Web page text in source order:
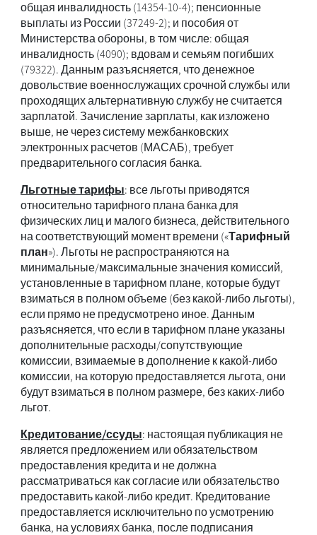
общая инвалидность (14354-10-4); пенсионные
выплаты из России (37249-2); и пособия от
Министерства обороны, в том числе: общая
инвалидность (4090); вдовам и семьям погибших
(79322). Данным разъясняется, что денежное
довольствие военнослужащих срочной службы или
проходящих альтернативную службу не считается
зарплатой. Зачисление зарплаты, как изложено
выше, не через систему межбанковских
электронных расчетов (МАСАБ), требует
предварительного согласия банка.
Льготные тарифы: все льготы приводятся
относительно тарифного плана банка для
физических лиц и малого бизнеса, действительного
на соответствующий момент времени («Тарифный
план»). Льготы не распространяются на
минимальные/максимальные значения комиссий,
установленные в тарифном плане, которые будут
взиматься в полном объеме (без какой-либо льготы),
если прямо не предусмотрено иное. Данным
разъясняется, что если в тарифном плане указаны
дополнительные расходы/сопутствующие
комиссии, взимаемые в дополнение к какой-либо
комиссии, на которую предоставляется льгота, они
будут взиматься в полном размере, без каких-либо
льгот.
Кредитование/ссуды: настоящая публикация не
является предложением или обязательством
предоставления кредита и не должна
рассматриваться как согласие или обязательство
предоставить какой-либо кредит. Кредитование
предоставляется исключительно по усмотрению
банка, на условиях банка, после подписания